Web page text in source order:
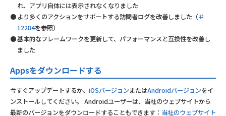
れ、アプリ自体には表示されなくなりました
より多くのアクションをサポートする訪問者ログを改善しました（＃
12284を参照）
基本的なフレームワークを更新して、パフォーマンスと互換性を改善し
ました
Appsをダウンロードする
今すぐアップデートするか、 iOSバージョンまたはAndroidバージョンをイ
ンストールしてください。 Androidユーザーは、当社のウェブサイトから
最新のバージョンをダウンロードすることもできます： 当社のウェブサイト